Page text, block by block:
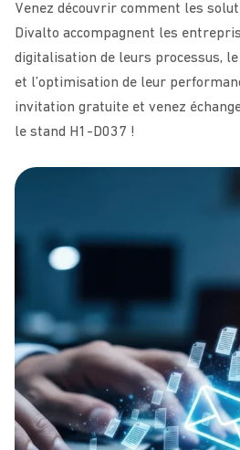
Venez découvrir comment les
Divalto accompagnent les
digitalisation de leurs processus,
et l’optimisation de leur
invitation gratuite et venez
le stand H1-D037 !